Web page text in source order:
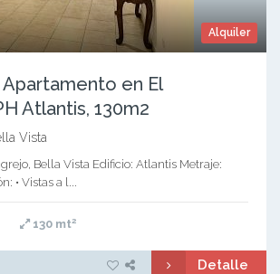
Alquiler
en El
Atlantis, 130m2
Vista
Bella Vista Edificio: Atlantis Metraje:
• Vistas a l...
130 mt2
Detalle